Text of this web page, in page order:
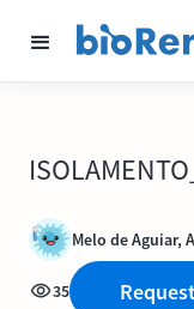
Melo de Aguiar, A
35